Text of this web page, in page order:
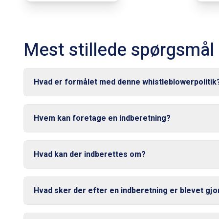
Mest stillede spørgsmål
Hvad er formålet med denne
Hvem kan foretage en indberetning?
Hvad kan der indberettes om?
Hvad sker der efter en indberetning er blevet